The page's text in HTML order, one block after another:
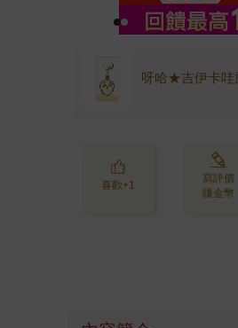
呀哈★吉伊卡哇
喜歡+1
寫評價
賺金幣